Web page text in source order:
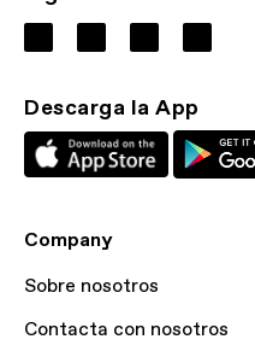
Descarga la App
Company
Sobre nosotros
Contacta con nosotros